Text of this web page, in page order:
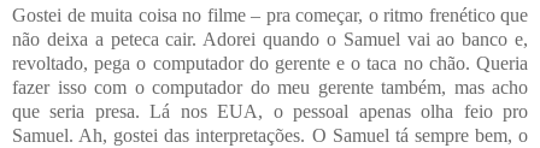
Gostei de muita coisa no filme – pra começar, o ritmo frenético que
não deixa a peteca cair. Adorei quando o Samuel vai ao banco e,
revoltado, pega o computador do gerente e o taca no chão. Queria
fazer isso com o computador do meu gerente também, mas acho
que seria presa. Lá nos EUA, o pessoal apenas olha feio pro
Samuel. Ah, gostei das interpretações. O Samuel tá sempre bem, o